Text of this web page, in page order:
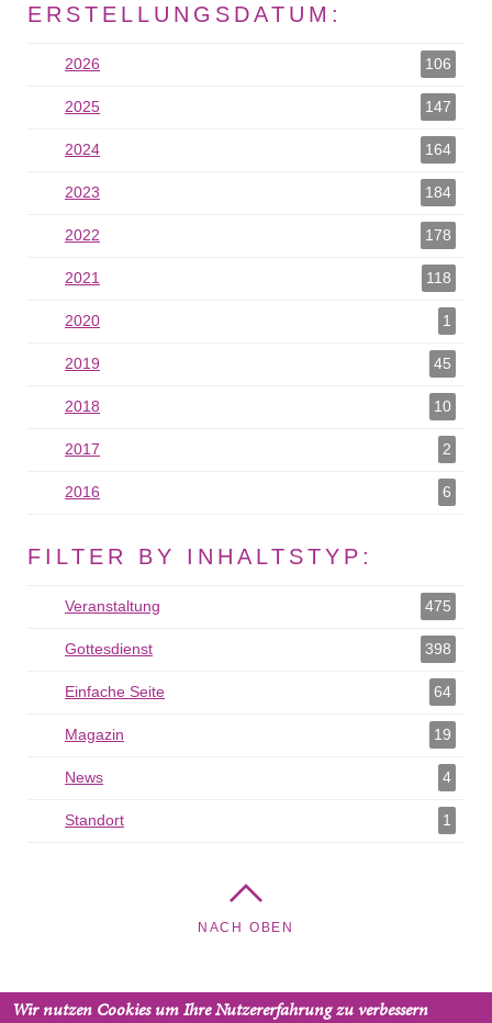
Wir nutzen Cookies um Ihre Nutzererfahrung zu verbessern
ERSTELLUNGSDATUM:
2026 106
2025 147
2024 164
2023 184
2022 178
2021 118
2020 1
2019 45
2018 10
2017 2
2016 6
FILTER BY INHALTSTYP:
Veranstaltung 475
Gottesdienst 398
Einfache Seite 64
Magazin 19
News 4
Standort 1
NACH OBEN